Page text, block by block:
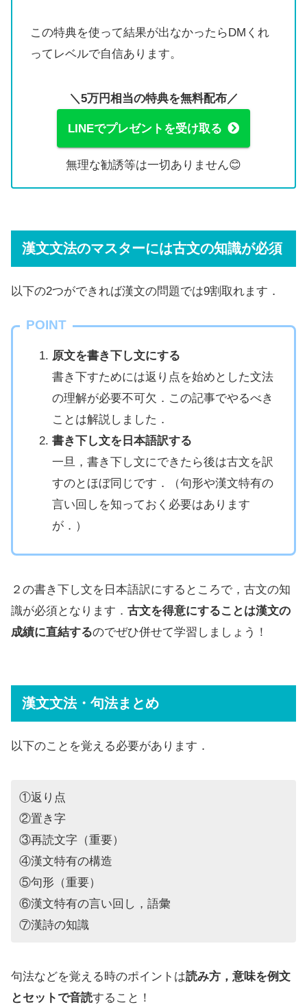
この特典を使って結果が出なかったらDMくれ
ってレベルで自信あります。
＼5万円相当の特典を無料配布／
LINEでプレゼントを受け取る
無理な勧誘等は一切ありません😊
漢文文法のマスターには古文の知識が必須
以下の2つができれば漢文の問題では9割取れます．
POINT
原文を書き下し文にする
書き下すためには返り点を始めとした文法
の理解が必要不可欠．この記事でやるべき
ことは解説しました．
書き下し文を日本語訳する
一旦，書き下し文にできたら後は古文を訳
すのとほぼ同じです．（句形や漢文特有の
言い回しを知っておく必要はあります
が．）
２の書き下し文を日本語訳にするところで，古文の知
識が必須となります． 古文を得意にすることは漢文の
成績に直結するのでぜひ併せて学習しましょう！
漢文文法・句法まとめ
以下のことを覚える必要があります．
①返り点
②置き字
③再読文字（重要）
④漢文特有の構造
⑤句形（重要）
⑥漢文特有の言い回し，語彙
⑦漢詩の知識
句法などを覚える時のポイントは読み方，意味を例文
とセットで音読すること！